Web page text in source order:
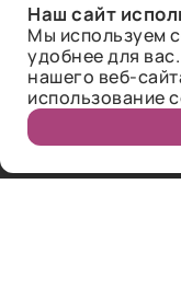
О нас
Контакты
Отзывы
Наш сайт
Мы используем
удобнее для
нашего веб-
использование